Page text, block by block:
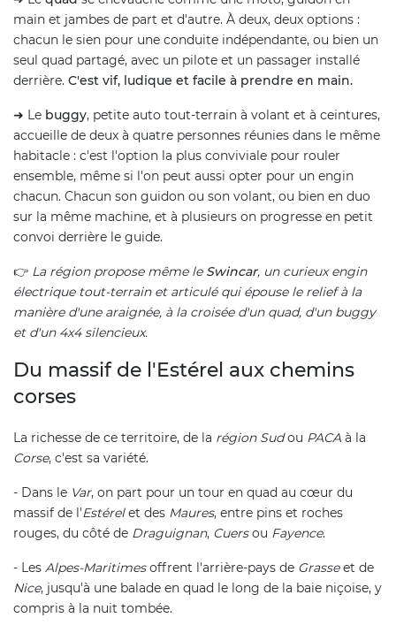
main et jambes de part et d'autre. À deux, deux options :
chacun le sien pour une conduite indépendante, ou bien un
seul quad partagé, avec un pilote et un passager installé
derrière. C'est vif, ludique et facile à prendre en main.
➜ Le buggy, petite auto tout-terrain à volant et à ceintures,
accueille de deux à quatre personnes réunies dans le même
habitacle : c'est l'option la plus conviviale pour rouler
ensemble, même si l'on peut aussi opter pour un engin
chacun. Chacun son guidon ou son volant, ou bien en duo
sur la même machine, et à plusieurs on progresse en petit
convoi derrière le guide.
👉 La région propose même le Swincar, un curieux engin
électrique tout-terrain et articulé qui épouse le relief à la
manière d'une araignée, à la croisée d'un quad, d'un buggy
et d'un 4x4 silencieux.
Du massif de l'Estérel aux chemins
corses
La richesse de ce territoire, de la région Sudou PACA à la
Corse, c'est sa variété.
- Dans le Var, on part pour un tour en quad au cœur du
massif de l'Estérelet des Maures, entre pins et roches
rouges, du côté de Draguignan, Cuersou Fayence.
- Les Alpes-Maritimesoffrent l'arrière-pays de Grasseet de
Nice, jusqu'à une balade en quad le long de la baie niçoise, y
compris à la nuit tombée.